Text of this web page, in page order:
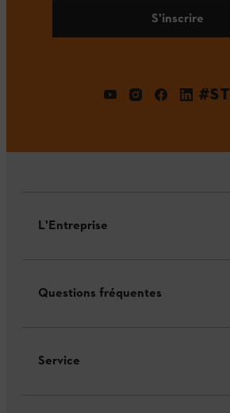
S'inscrire
L'Entreprise
Questions fréquentes
Service